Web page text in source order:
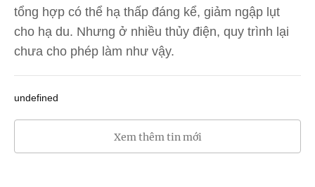
tổng hợp có thể hạ thấp đáng kể, giảm ngập lụt
cho hạ du. Nhưng ở nhiều thủy điện, quy trình lại
chưa cho phép làm như vậy.
undefined
Xem thêm tin mới